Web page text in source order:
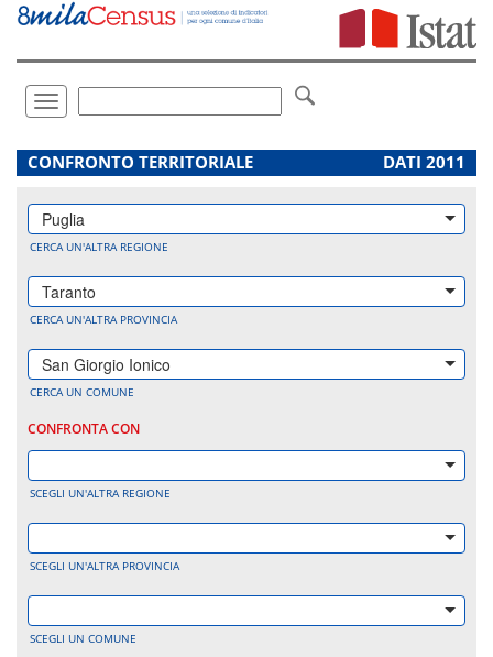
Vai
direttamente
Toggle
navigation
.
CONFRONTO TERRITORIALE DATI 2011
Puglia
CERCA UN'ALTRA REGIONE
Taranto
CERCA UN'ALTRA PROVINCIA
San Giorgio Ionico
CERCA UN COMUNE
CONFRONTA CON
SCEGLI UN'ALTRA REGIONE
SCEGLI UN'ALTRA PROVINCIA
SCEGLI UN COMUNE